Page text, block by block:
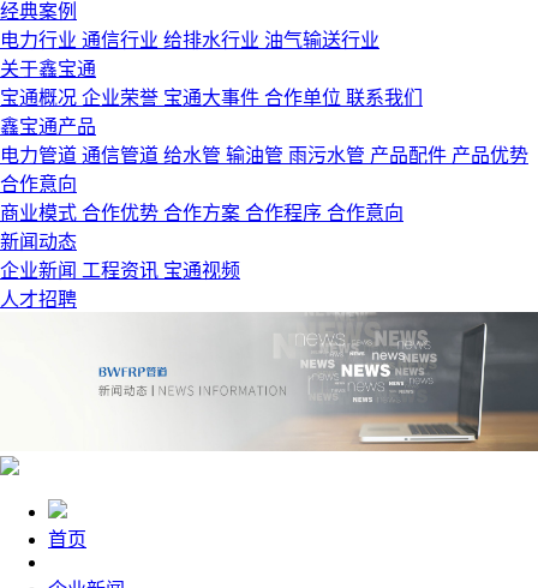
经典案例
电力行业 通信行业 给排水行业 油气输送行业
关于鑫宝通
宝通概况 企业荣誉 宝通大事件 合作单位 联系我们
鑫宝通产品
电力管道 通信管道 给水管 输油管 雨污水管 产品配件 产品优势
合作意向
商业模式 合作优势 合作方案 合作程序 合作意向
新闻动态
企业新闻 工程资讯 宝通视频
人才招聘
首页